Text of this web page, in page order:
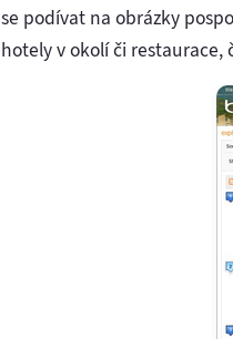
se podívat na obrázky
hotely v okolí či restaurace,